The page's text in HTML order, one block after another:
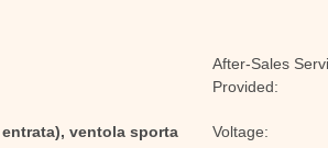
After-Sales
Provided:
ventola sporta Voltage: